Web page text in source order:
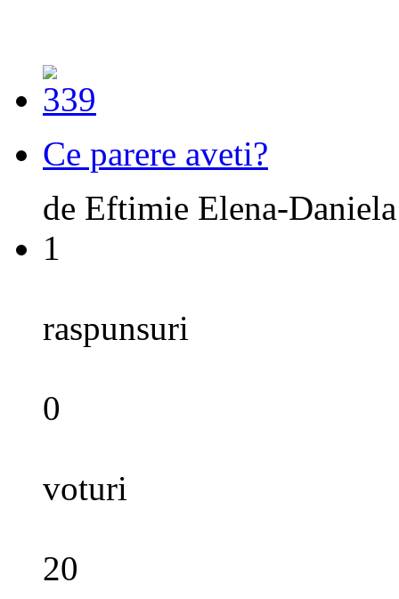
Ce parere aveti?
de Eftimie Elena-Daniela
1
raspunsuri
0
voturi
20